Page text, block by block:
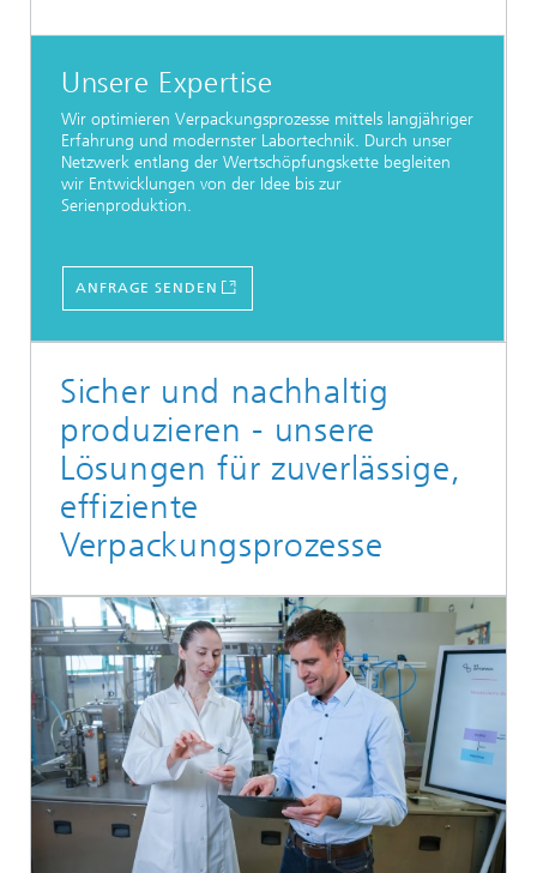
Unsere Expertise
Wir optimieren Verpackungsprozesse mittels langjähriger
Erfahrung und modernster Labortechnik. Durch unser
Netzwerk entlang der Wertschöpfungskette begleiten
wir Entwicklungen von der Idee bis zur
Serienproduktion.
ANFRAGE SENDEN
Sicher und nachhaltig
produzieren - unsere
Lösungen für zuverlässige,
effiziente
Verpackungsprozesse